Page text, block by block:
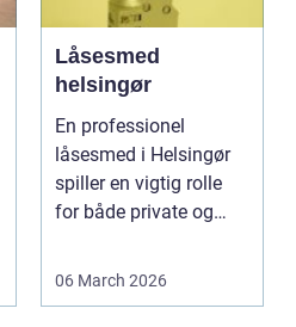
Låsesmed
helsingør
En professionel
låsesmed i Helsingør
spiller en vigtig rolle
for både private og
06 March 2026